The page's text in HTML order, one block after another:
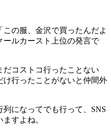
の服、金沢で買ったんだよ
ールカースト上位の発言で
だコストコ行ったことない
行ったことがないと仲間外
になってでも行って、SNS
すよね。